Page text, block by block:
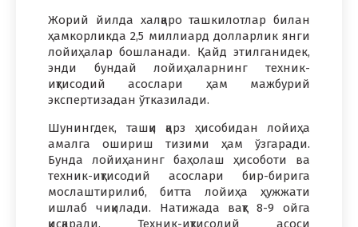
Жорий йилда халқаро ташкилотлар билан
ҳамкорликда 2,5 миллиард долларлик янги
лойиҳалар бошланади. Қайд этилганидек,
энди бундай лойиҳаларнинг техник-
иқтисодий асослари ҳам мажбурий
экспертизадан ўтказилади.
Шунингдек, ташқи қарз ҳисобидан лойиҳа
амалга ошириш тизими ҳам ўзгаради.
Бунда лойиҳанинг баҳолаш ҳисоботи ва
техник-иқтисодий асослари бир-бирига
мослаштирилиб, битта лойиҳа ҳужжати
ишлаб чиқилади. Натижада вақт 8-9 ойга
қисқаради. Техник-иқтисодий асоси